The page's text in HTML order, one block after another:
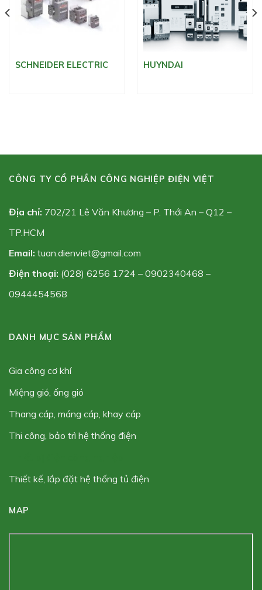
SCHNEIDER ELECTRIC HUYNDAI
CÔNG TY CỔ PHẦN CÔNG NGHIỆP ĐIỆN VIỆT
Địa chỉ: 702/21 Lê Văn Khương – P. Thới An – Q12 –
TP.HCM
Email: tuan.dienviet@gmail.com
Điện thoại: (028) 6256 1724 – 0902340468 –
0944454568
DANH MỤC SẢN PHẨM
gia công cơ khí
miệng gió, ống gió
thang cáp, máng cáp, khay cáp
thi công, bảo trì hệ thống điện
thiết kế, lắp đặt hệ thống tủ điện
MAP